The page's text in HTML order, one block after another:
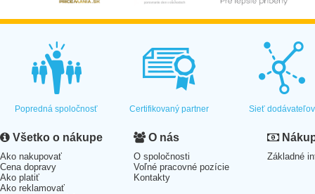
Popredná spoločnosť Certifikovaný partner Sieť dodávateľov
Všetko o nákupe
Ako nakupovať
Cena dopravy
Ako platiť
Ako reklamovať
O nás
O spoločnosti
Voľné pracovné pozície
Kontakty
Základné